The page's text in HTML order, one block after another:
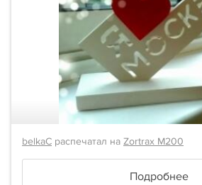
belkaC распечатал на Zortrax M200
Подробнее